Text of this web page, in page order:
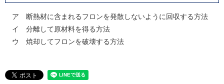
ア 断熱材に含まれるフロンを発散しないように回収する方法
イ 分離して原材料を得る方法
ウ 焼却してフロンを破壊する方法